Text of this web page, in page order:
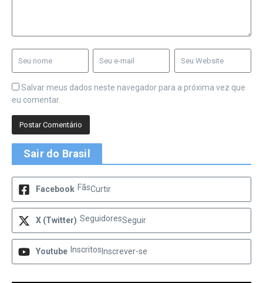
Salvar meus dados neste navegador para a próxima vez que
eu comentar.
Sair do Brasil
Facebook FãsCurtir
X (Twitter) SeguidoresSeguir
Youtube Inscritos Inscrever-se